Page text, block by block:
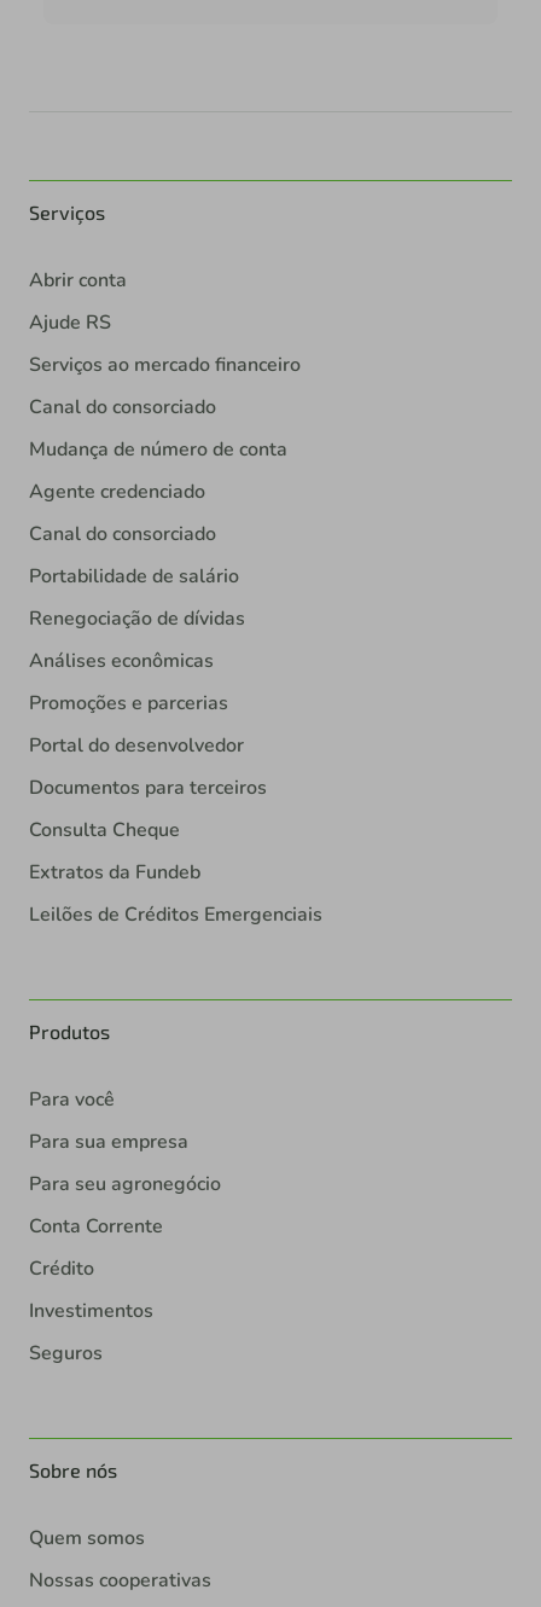
Serviços
Abrir conta
Ajude RS
Serviços ao mercado financeiro
Canal do consorciado
Mudança de número de conta
Agente credenciado
Canal do consorciado
Portabilidade de salário
Renegociação de dívidas
Análises econômicas
Promoções e parcerias
Portal do desenvolvedor
Documentos para terceiros
Consulta Cheque
Extratos da Fundeb
Leilões de Créditos Emergenciais
Produtos
Para você
Para sua empresa
Para seu agronegócio
Conta Corrente
Crédito
Investimentos
Seguros
Sobre nós
Quem somos
Nossas cooperativas